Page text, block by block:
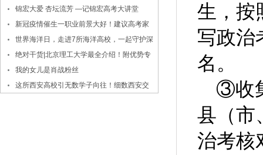
考
锦宏大爱 杏坛流芳 —记锦宏高考大讲堂
新冠疫情催生一职业前景大好！建议高考家
长密切关注！
世界海洋日，走进7所海洋高校，一起守护深
蓝！
绝对干货|北京理工大学最全介绍！附优势专
业、录取数据
我的女儿是肖战粉丝
这所西安高校引无数学子向往！细数西安交
生，按
写政治
名。
③收
县（市
治考核